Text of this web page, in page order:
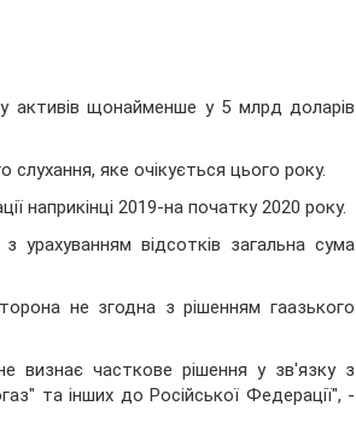
активів щонайменше у 5 млрд доларів
яке очікується цього року.
наприкінці 2019-на початку 2020 року.
урахуванням відсотків загальна сума
не згодна з рішенням гаазького
визнає часткове рішення у зв'язку з
та інших до Російської Федерації", -